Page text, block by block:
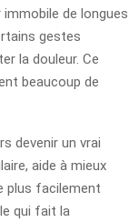
de longues
gestes
la douleur. Ce
beaucoup de
devenir un vrai
aide à mieux
plus facilement
qui fait la